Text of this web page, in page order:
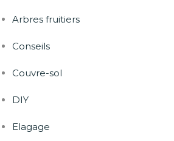
Arbres fruitiers
Conseils
Couvre-sol
DIY
Elagage